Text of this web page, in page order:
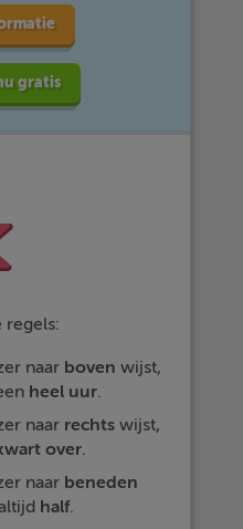
gratis
regels:
naar boven wijst,
heel uur.
naar rechts wijst,
over.
naar beneden
half.